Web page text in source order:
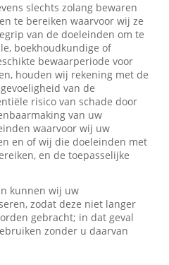
slechts zolang bewaren
te bereiken waarvoor wij ze
van de doeleinden om te
boekhoudkundige of
bewaarperiode voor
houden wij rekening met de
van de
risico van schade door
van uw
waarvoor wij uw
en of wij die doeleinden met
en de toepasselijke
kunnen wij uw
zodat deze niet langer
gebracht; in dat geval
zonder u daarvan